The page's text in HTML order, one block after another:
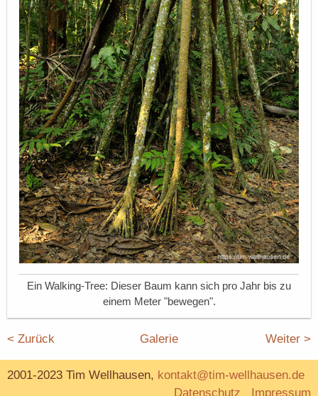
Ein Walking-Tree: Dieser Baum kann sich pro Jahr bis zu
einem Meter "bewegen".
< Zurück Galerie Weiter >
2001-2023 Tim Wellhausen, kontakt@tim-wellhausen.de
Datenschutz
Impressum